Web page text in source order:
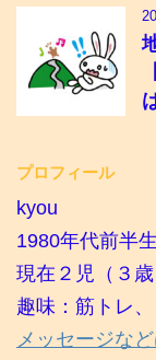
プロフィール
kyou
1980年代前半
現在２児（３
趣味：筋トレ
メッセージな